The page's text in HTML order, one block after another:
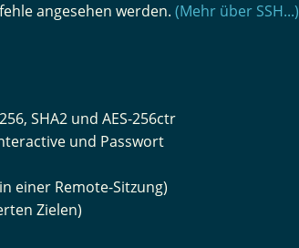
angesehen werden. (Mehr über SSH...)
SHA2 und AES-256ctr
und Passwort
einer Remote-Sitzung)
Zielen)